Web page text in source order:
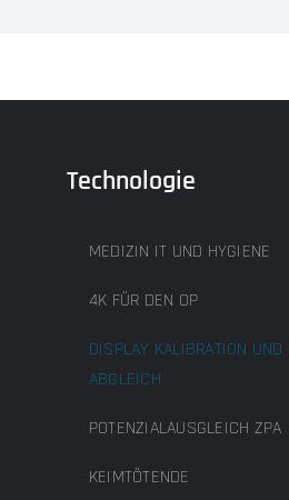
Technologie
MEDIZIN IT UND HYGIENE
4K FÜR DEN OP
DISPLAY KALIBRATION UND
ABGLEICH
POTENZIALAUSGLEICH ZPA
KEIMTÖTENDE